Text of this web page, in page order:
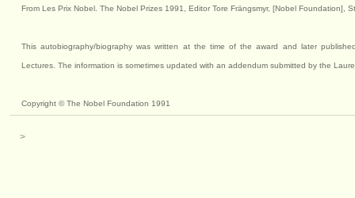
From Les Prix Nobel. The Nobel Prizes 1991, Editor Tore Frängsmyr, [Nobel Foundation],
This autobiography/biography was written at the time of the award and later
Lectures. The information is sometimes updated with an addendum submitted by the
Copyright © The Nobel Foundation 1991
>